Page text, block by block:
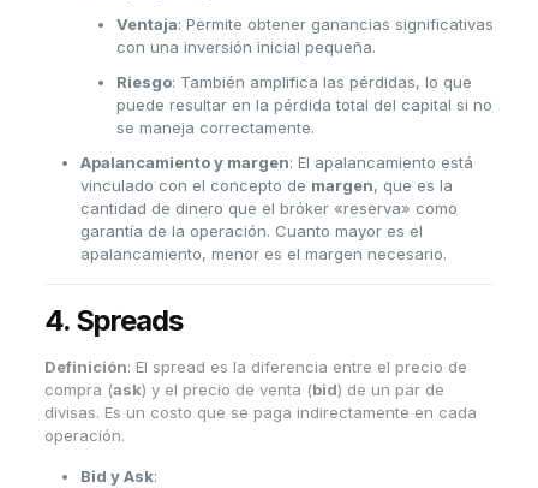
Ventaja: Permite obtener ganancias significativas
con una inversión inicial pequeña.
Riesgo: También amplifica las pérdidas, lo que
puede resultar en la pérdida total del capital si no
se maneja correctamente.
Apalancamiento y margen: El apalancamiento está
vinculado con el concepto de margen, que es la
cantidad de dinero que el bróker «reserva» como
garantía de la operación. Cuanto mayor es el
apalancamiento, menor es el margen necesario.
4. Spreads
Definición: El spread es la diferencia entre el precio de
compra (ask) y el precio de venta (bid) de un par de
divisas. Es un costo que se paga indirectamente en cada
operación.
Bid y Ask: